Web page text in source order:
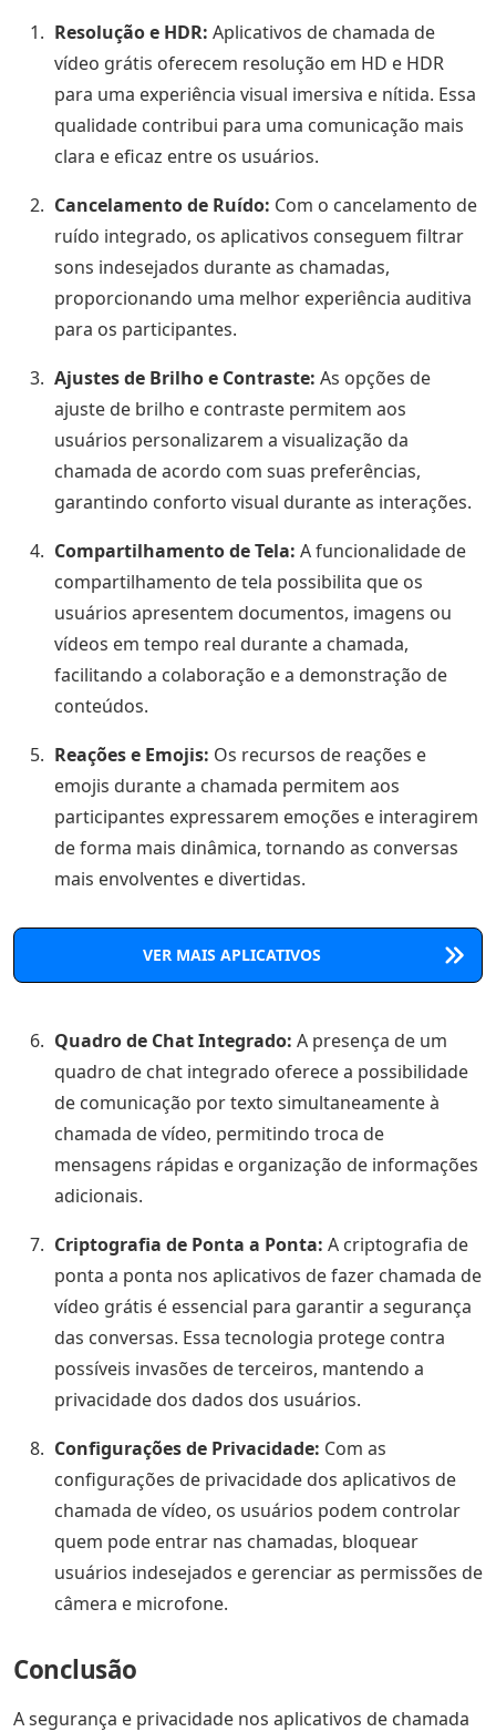
Resolução e HDR: Aplicativos de chamada de
vídeo grátis oferecem resolução em HD e HDR
para uma experiência visual imersiva e nítida. Essa
qualidade contribui para uma comunicação mais
clara e eficaz entre os usuários.
Cancelamento de Ruído: Com o cancelamento de
ruído integrado, os aplicativos conseguem filtrar
sons indesejados durante as chamadas,
proporcionando uma melhor experiência auditiva
para os participantes.
Ajustes de Brilho e Contraste: As opções de
ajuste de brilho e contraste permitem aos
usuários personalizarem a visualização da
chamada de acordo com suas preferências,
garantindo conforto visual durante as interações.
Compartilhamento de Tela: A funcionalidade de
compartilhamento de tela possibilita que os
usuários apresentem documentos, imagens ou
vídeos em tempo real durante a chamada,
facilitando a colaboração e a demonstração de
conteúdos.
Reações e Emojis: Os recursos de reações e
emojis durante a chamada permitem aos
participantes expressarem emoções e interagirem
de forma mais dinâmica, tornando as conversas
mais envolventes e divertidas.
VER MAIS APLICATIVOS
Quadro de Chat Integrado: A presença de um
quadro de chat integrado oferece a possibilidade
de comunicação por texto simultaneamente à
chamada de vídeo, permitindo troca de
mensagens rápidas e organização de informações
adicionais.
Criptografia de Ponta a Ponta: A criptografia de
ponta a ponta nos aplicativos de fazer chamada de
vídeo grátis é essencial para garantir a segurança
das conversas. Essa tecnologia protege contra
possíveis invasões de terceiros, mantendo a
privacidade dos dados dos usuários.
Configurações de Privacidade: Com as
configurações de privacidade dos aplicativos de
chamada de vídeo, os usuários podem controlar
quem pode entrar nas chamadas, bloquear
usuários indesejados e gerenciar as permissões de
câmera e microfone.
Conclusão
A segurança e privacidade nos aplicativos de chamada